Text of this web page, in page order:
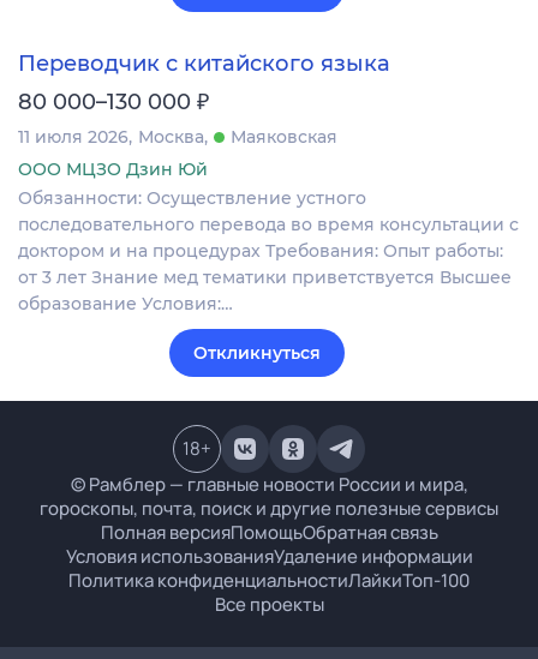
Переводчик с китайского языка
80 000–130 000 ₽
11 июля 2026 Москва
Маяковская
ООО МЦЗО Дзин Юй
Обязанности: Осуществление устного
последовательного перевода во время консультации с
доктором и на процедурах Требования: Опыт работы:
от 3 лет Знание мед тематики приветствуется Высшее
образование Условия:…
Откликнуться
© Рамблер — главные новости России и мира,
гороскопы, почта, поиск и другие полезные сервисы
Полная версияПомощьОбратная связь
Условия использованияУдаление информации
Политика конфиденциальностиЛайкиТоп-100
Все проекты
18+